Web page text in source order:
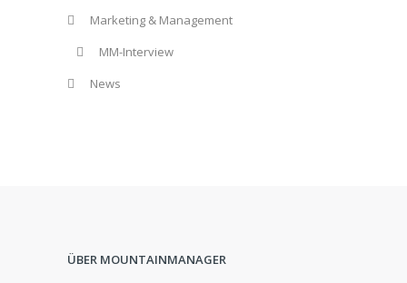
Marketing & Management
MM-Interview
News
ÜBER MOUNTAINMANAGER